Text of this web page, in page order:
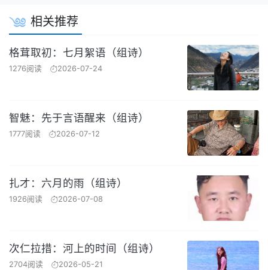
相关推荐
格茸取初：七月絮语（组诗）
1276阅读 2026-07-24
智魅：先于言语醒来（组诗）
1777阅读 2026-07-12
扎才：六月的雨（组诗）
1926阅读 2026-07-08
次仁拉措：河上的时间（组诗）
2704阅读 2026-05-21